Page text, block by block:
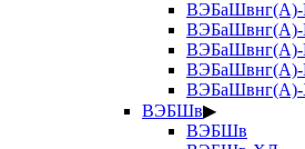
ВЭБаШвнг(А)-
ВЭБаШвнг(А)-
ВЭБаШвнг(А)-
ВЭБШв▶
ВЭБШв